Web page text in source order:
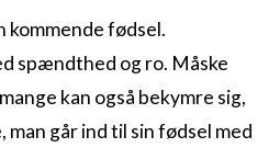
kommende fødsel.
spændthed og ro. Måske
kan også bekymre sig,
går ind til sin fødsel med